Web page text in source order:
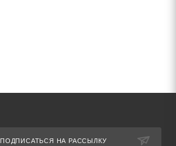
ПОДПИСАТЬСЯ НА РАССЫЛКУ